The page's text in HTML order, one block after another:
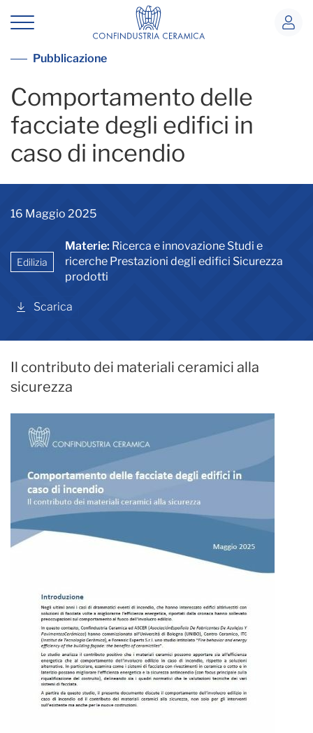
Paper comportamento edifici fuoco
Vai alla lista pubblicazioni
Pubblicazione
Comportamento delle
facciate degli edifici in
caso di incendio
16 Maggio 2025
Edilizia
Materie: Ricerca e innovazione Studi e
ricerche Prestazioni degli edifici Sicurezza
prodotti
Scarica
Il contributo dei materiali ceramici alla
sicurezza